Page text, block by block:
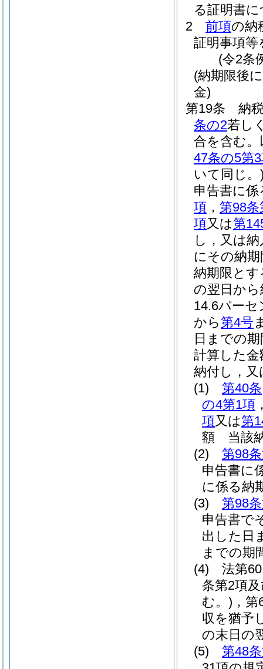
る証明書
2
前項の納
証明事項
(令2条
(納期限後
金)
第19条
納
条の2若し
合を含む
47条の5第
いて同じ。
申告書に
項 ， 第98条
項又は第
し，又は
にその納期
納期限とす
の翌日か
14.6パーセ
から第4号
日までの
計算した
納付し，
(1)
第40条
の4第1項
項又は第
額 当該
(2)
第98
申告書に
に係る納
(3)
第98
申告書で
出した日
までの期
(4)
法第
条第2項
む。) ，
収を猶予
の末日の
(5)
第48